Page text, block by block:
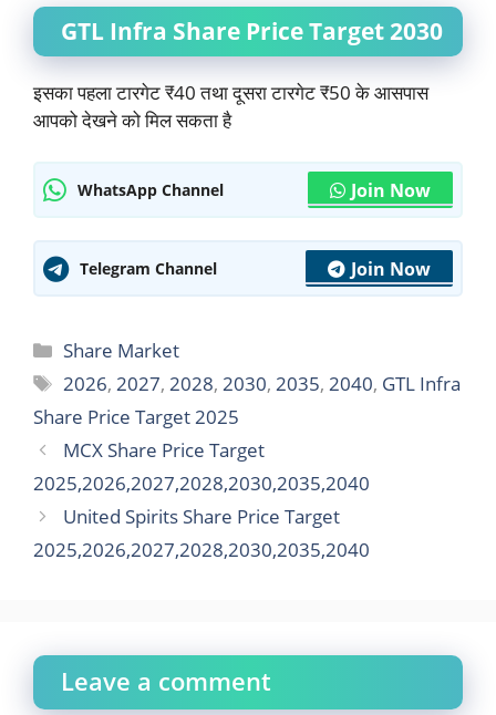
GTL Infra Share Price Target 2030
इसका पहला टारगेट ₹40 तथा दूसरा टारगेट ₹50 के आसपास
आपको देखने को मिल सकता है
WhatsApp Channel Join Now
Telegram Channel Join Now
Categories
Share Market
Tags
2026,2027,2028,2030,2035,2040, GTL Infra
Share Price Target 2025
MCX Share Price Target
2025,2026,2027,2028,2030,2035,2040
United Spirits Share Price Target
2025,2026,2027,2028,2030,2035,2040
Leave a comment